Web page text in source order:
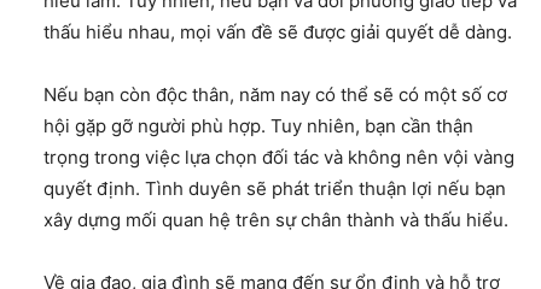
thấu hiểu nhau, mọi vấn đề sẽ được giải quyết dễ dàng.
Nếu bạn còn độc thân, năm nay có thể sẽ có một số cơ
hội gặp gỡ người phù hợp. Tuy nhiên, bạn cần thận
trọng trong việc lựa chọn đối tác và không nên vội vàng
quyết định. Tình duyên sẽ phát triển thuận lợi nếu bạn
xây dựng mối quan hệ trên sự chân thành và thấu hiểu.
Về gia đạo, gia đình sẽ mang đến sự ổn định và hỗ trợ